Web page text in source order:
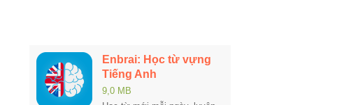
Enbrai: Học từ vựng
Tiếng Anh
9,0 MB